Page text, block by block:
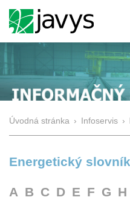
Úvodná stránka › Infoservis ›
Energetický slovník
A B C D E F G H